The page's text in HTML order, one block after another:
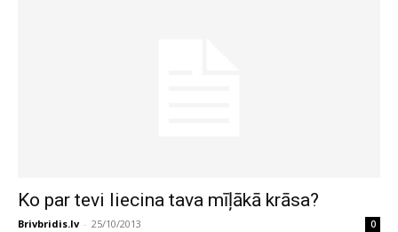
Ko par tevi liecina tava mīļākā krāsa?
Brivbridis.lv - 25/10/2013 0